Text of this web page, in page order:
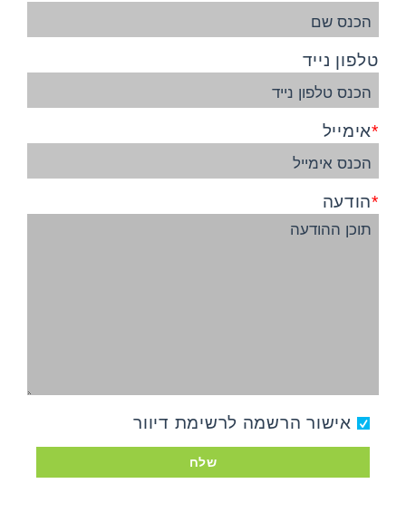
טלפון נייד
אימייל
הודעה
אישור הרשמה לרשימת דיוור
שלח